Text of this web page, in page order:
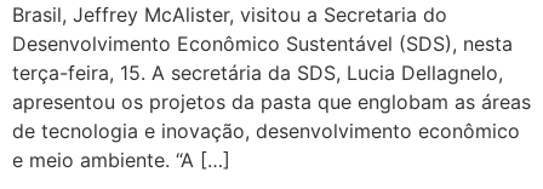
Brasil, Jeffrey McAlister, visitou a Secretaria do
Desenvolvimento Econômico Sustentável (SDS), nesta
terça-feira, 15. A secretária da SDS, Lucia Dellagnelo,
apresentou os projetos da pasta que englobam as áreas
de tecnologia e inovação, desenvolvimento econômico
e meio ambiente. “A […]